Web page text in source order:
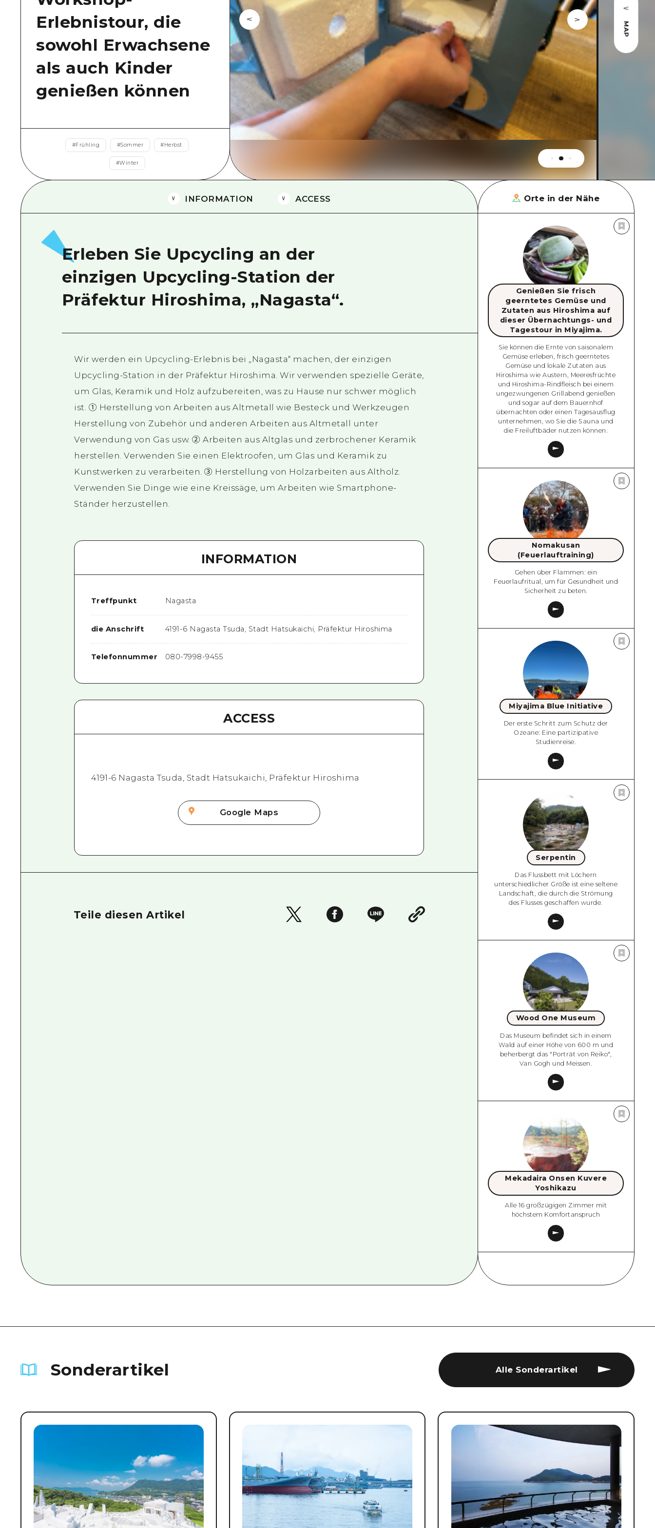
Östliches Yamaguchi
Ehime
Shimane
Erlebnistour, die
sowohl Erwachsene
als auch Kinder
genießen können
#Frühling #Sommer #Herbst
#Winter
MAP
INFORMATION ACCESS
Erleben Sie Upcycling an der
einzigen Upcycling-Station der
Präfektur Hiroshima, „Nagasta“.
Wir werden ein Upcycling-Erlebnis bei „Nagasta“ machen, der einzigen
Upcycling-Station in der Präfektur Hiroshima. Wir verwenden spezielle Geräte,
um Glas, Keramik und Holz aufzubereiten, was zu Hause nur schwer möglich
ist. ① Herstellung von Arbeiten aus Altmetall wie Besteck und Werkzeugen
Herstellung von Zubehör und anderen Arbeiten aus Altmetall unter
Verwendung von Gas usw. ② Arbeiten aus Altglas und zerbrochener Keramik
herstellen. Verwenden Sie einen Elektroofen, um Glas und Keramik zu
Kunstwerken zu verarbeiten. ③ Herstellung von Holzarbeiten aus Altholz.
Verwenden Sie Dinge wie eine Kreissäge, um Arbeiten wie Smartphone-
Ständer herzustellen.
INFORMATION
Treffpunkt Nagasta
die Anschrift 4191-6 Nagasta Tsuda, Stadt Hatsukaichi, Präfektur Hiroshima
Telefonnummer 080-7998-9455
ACCESS
4191-6 Nagasta Tsuda, Stadt Hatsukaichi, Präfektur Hiroshima
Google Maps
Teile diesen Artikel
Orte in der Nähe
Genießen Sie frisch
geerntetes Gemüse und
Zutaten aus Hiroshima auf
dieser Übernachtungs- und
Tagestour in Miyajima.
Sie können die Ernte von saisonalem
Gemüse erleben, frisch geerntetes
Gemüse und lokale Zutaten aus
Hiroshima wie Austern, Meeresfrüchte
und Hiroshima-Rindfleisch bei einem
ungezwungenen Grillabend genießen
und sogar auf dem Bauernhof
übernachten oder einen Tagesausflug
unternehmen, wo Sie die Sauna und
die Freiluftbäder nutzen können.
Nomakusan
(Feuerlauftraining)
Gehen über Flammen: ein
Feuerlaufritual, um für Gesundheit und
Sicherheit zu beten.
Miyajima Blue Initiative
Der erste Schritt zum Schutz der
Ozeane: Eine partizipative
Studienreise.
Serpentin
Das Flussbett mit Löchern
unterschiedlicher Größe ist eine seltene
Landschaft, die durch die Strömung
des Flusses geschaffen wurde.
Wood One Museum
Das Museum befindet sich in einem
Wald auf einer Höhe von 600 m und
beherbergt das "Porträt von Reiko",
Van Gogh und Meissen.
Mekadaira Onsen Kuvere
Yoshikazu
Alle 16 großzügigen Zimmer mit
höchstem Komfortanspruch
Sonderartikel Alle Sonderartikel